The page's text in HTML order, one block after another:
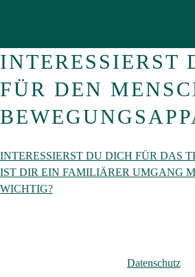
INTERESSIERST
FÜR DEN
Beitragsnavigation
INTERESSIERST DU DICH FÜR DAS
IST DIR EIN FAMILIÄRER UMGANG
WICHTIG?
Datenschutz